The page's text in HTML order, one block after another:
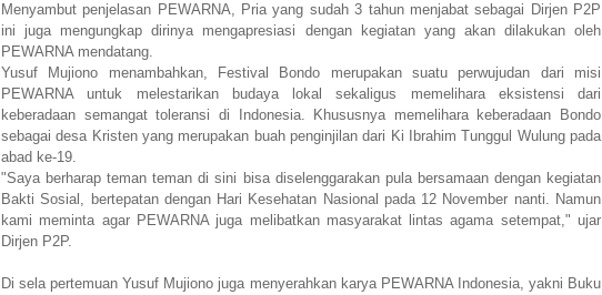
Menyambut penjelasan PEWARNA, Pria yang sudah 3 tahun menjabat sebagai Dirjen P2P
ini juga mengungkap dirinya mengapresiasi dengan kegiatan yang akan dilakukan oleh
PEWARNA mendatang.
Yusuf Mujiono menambahkan, Festival Bondo merupakan suatu perwujudan dari misi
PEWARNA untuk melestarikan budaya lokal sekaligus memelihara eksistensi dari
keberadaan semangat toleransi di Indonesia. Khususnya memelihara keberadaan Bondo
sebagai desa Kristen yang merupakan buah penginjilan dari Ki Ibrahim Tunggul Wulung pada
abad ke-19.
"Saya berharap teman teman di sini bisa diselenggarakan pula bersamaan dengan kegiatan
Bakti Sosial, bertepatan dengan Hari Kesehatan Nasional pada 12 November nanti. Namun
kami meminta agar PEWARNA juga melibatkan masyarakat lintas agama setempat," ujar
Dirjen P2P.
Di sela pertemuan Yusuf Mujiono juga menyerahkan karya PEWARNA Indonesia, yakni Buku